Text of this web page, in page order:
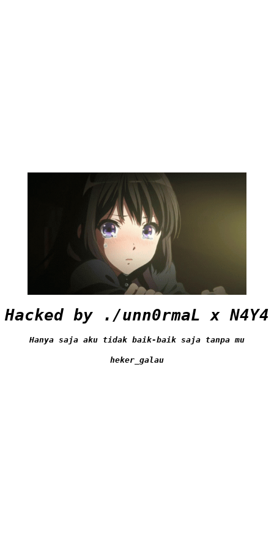
Hacked by ./unn0rmaL x N4Y4
Hanya saja aku tidak baik-baik saja tanpa mu
heker_galau